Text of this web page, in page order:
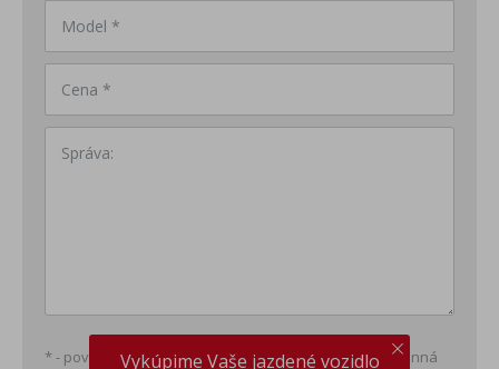
Vykúpime Vaše jazdené vozidlo
Model *
Cena *
Správa:
* - povinná položka; ** - minimálne jedna položka povinná